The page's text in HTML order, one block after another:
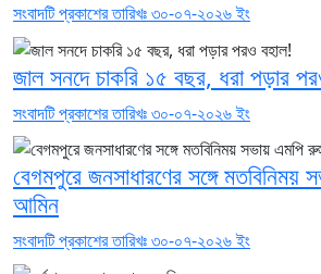
সংবাদটি প্রকাশের তারিখঃ ৩০-০৭-২০২৬ ইং
জাল সনদে চাকরি ১৫ বছর, ধরা পড়ার
সংবাদটি প্রকাশের তারিখঃ ৩০-০৭-২০২৬ ইং
বেগমপুরে জনসাধারণের সঙ্গে
আমিন
সংবাদটি প্রকাশের তারিখঃ ৩০-০৭-২০২৬ ইং